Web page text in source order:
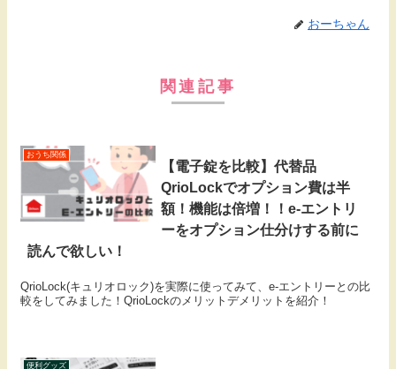
おーちゃん
関連記事
おうち関係
【電子錠を比較】代替品
QrioLockでオプション費は半
額！機能は倍増！！e-エントリ
ーをオプション仕分けする前に
読んで欲しい！
QrioLock(キュリオロック)を実際に使ってみて、e-エントリーとの比
較をしてみました！QrioLockのメリットデメリットを紹介！
便利グッズ